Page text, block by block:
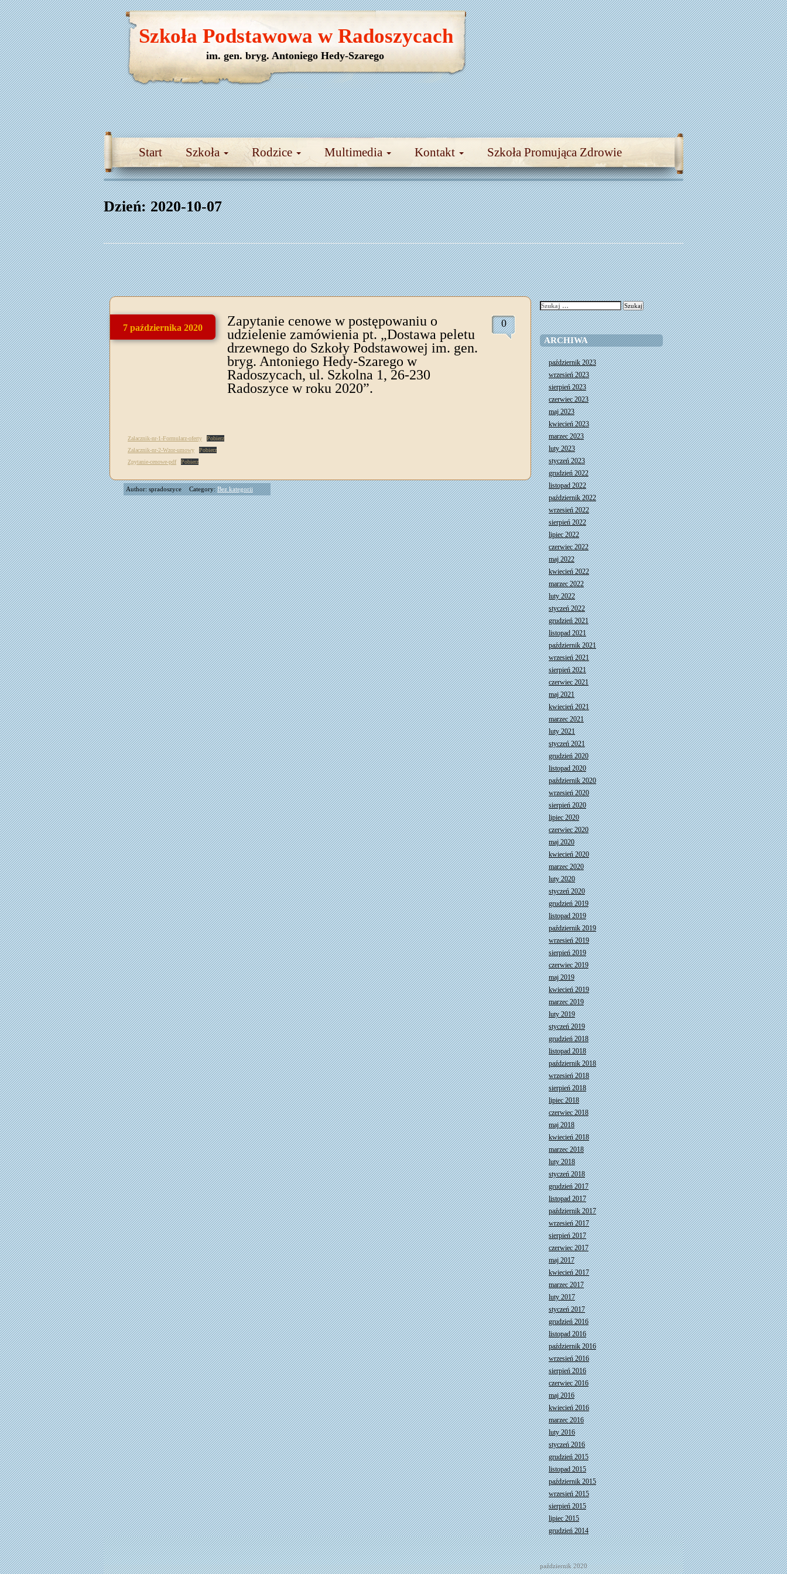
Start Szkoła Rodzice Multimedia Kontakt Szkoła Promująca Zdrowie
Szkoła Podstawowa w Radoszycach
im. gen. bryg. Antoniego Hedy-Szarego
Dzień:2020-10-07
7 października 2020
Zapytanie cenowe w postępowaniu o
udzielenie zamówienia pt. „Dostawa peletu
drzewnego do Szkoły Podstawowej im. gen.
bryg. Antoniego Hedy-Szarego w
Radoszycach, ul. Szkolna 1, 26-230
Radoszyce w roku 2020”.
0
Zalacznik-nr-1-Formularz-oferty
Pobierz
Zalacznik-nr-2-Wzor-umowy
Pobierz
Zpytanie-cenowe-pdf
Pobierz
Author: spradoszyce Category:Bez kategorii
Szukaj:
ARCHIWA
październik 2023
wrzesień 2023
sierpień 2023
czerwiec 2023
maj 2023
kwiecień 2023
marzec 2023
luty 2023
styczeń 2023
grudzień 2022
listopad 2022
październik 2022
wrzesień 2022
sierpień 2022
lipiec 2022
czerwiec 2022
maj 2022
kwiecień 2022
marzec 2022
luty 2022
styczeń 2022
grudzień 2021
listopad 2021
październik 2021
wrzesień 2021
sierpień 2021
czerwiec 2021
maj 2021
kwiecień 2021
marzec 2021
luty 2021
styczeń 2021
grudzień 2020
listopad 2020
październik 2020
wrzesień 2020
sierpień 2020
lipiec 2020
czerwiec 2020
maj 2020
kwiecień 2020
marzec 2020
luty 2020
styczeń 2020
grudzień 2019
listopad 2019
październik 2019
wrzesień 2019
sierpień 2019
czerwiec 2019
maj 2019
kwiecień 2019
marzec 2019
luty 2019
styczeń 2019
grudzień 2018
listopad 2018
październik 2018
wrzesień 2018
sierpień 2018
lipiec 2018
czerwiec 2018
maj 2018
kwiecień 2018
marzec 2018
luty 2018
styczeń 2018
grudzień 2017
listopad 2017
październik 2017
wrzesień 2017
sierpień 2017
czerwiec 2017
maj 2017
kwiecień 2017
marzec 2017
luty 2017
styczeń 2017
grudzień 2016
listopad 2016
październik 2016
wrzesień 2016
sierpień 2016
czerwiec 2016
maj 2016
kwiecień 2016
marzec 2016
luty 2016
styczeń 2016
grudzień 2015
listopad 2015
październik 2015
wrzesień 2015
sierpień 2015
lipiec 2015
grudzień 2014
październik 2020